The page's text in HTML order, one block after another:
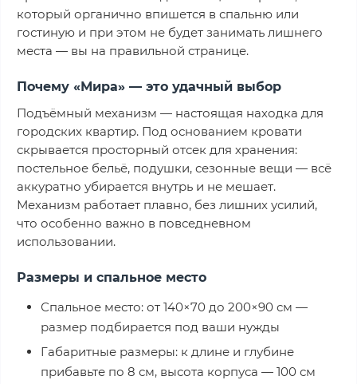
который органично впишется в спальню или
гостиную и при этом не будет занимать лишнего
места — вы на правильной странице.
Почему «Мира» — это удачный выбор
Подъёмный механизм — настоящая находка для
городских квартир. Под основанием кровати
скрывается просторный отсек для хранения:
постельное бельё, подушки, сезонные вещи — всё
аккуратно убирается внутрь и не мешает.
Механизм работает плавно, без лишних усилий,
что особенно важно в повседневном
использовании.
Размеры и спальное место
Спальное место: от 140×70 до 200×90 см —
размер подбирается под ваши нужды
Габаритные размеры: к длине и глубине
прибавьте по 8 см, высота корпуса — 100 см